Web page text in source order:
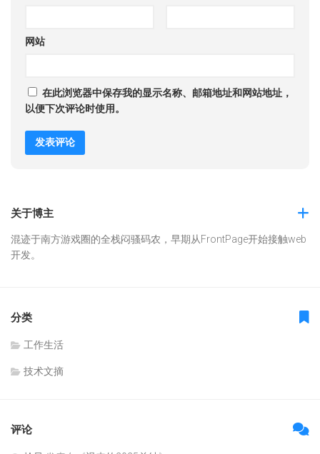
网站
在此浏览器中保存我的显示名称、邮箱地址和网站地址，
以便下次评论时使用。
关于博主
混迹于南方游戏圈的全栈闷骚码农，早期从FrontPage开始接触web
开发。
分类
工作生活
技术文摘
评论